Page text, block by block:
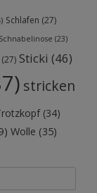
Schlafen (27)
Schnabelinose (23)
(27) Sticki (46)
stricken
(34)
Wolle (35)